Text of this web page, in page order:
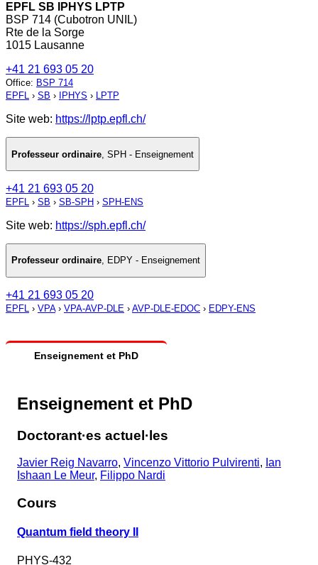
EPFL SB IPHYS LPTP
BSP 714 (Cubotron UNIL)
Rte de la Sorge
1015 Lausanne
+41 21 693 05 20
Office: BSP 714
EPFL › SB › IPHYS › LPTP
Site web: https://lptp.epfl.ch/
Professeur ordinaire SPH - Enseignement
+41 21 693 05 20
EPFL › SB › SB-SPH › SPH-ENS
Site web: https://sph.epfl.ch/
Professeur ordinaire, EDPY - Enseignement
+41 21 693 05 20
EPFL › VPA› VPA-AVP-DLE › AVP-DLE-EDOC › EDPY-ENS
Enseignement et PhD
Enseignement et PhD
Doctorant·es actuel·les
Javier Reig Navarro, Vincenzo Vittorio Pulvirenti, Ian
Ishaan Le Meur, Filippo Nardi
Cours
Quantum field theory II
PHYS-432